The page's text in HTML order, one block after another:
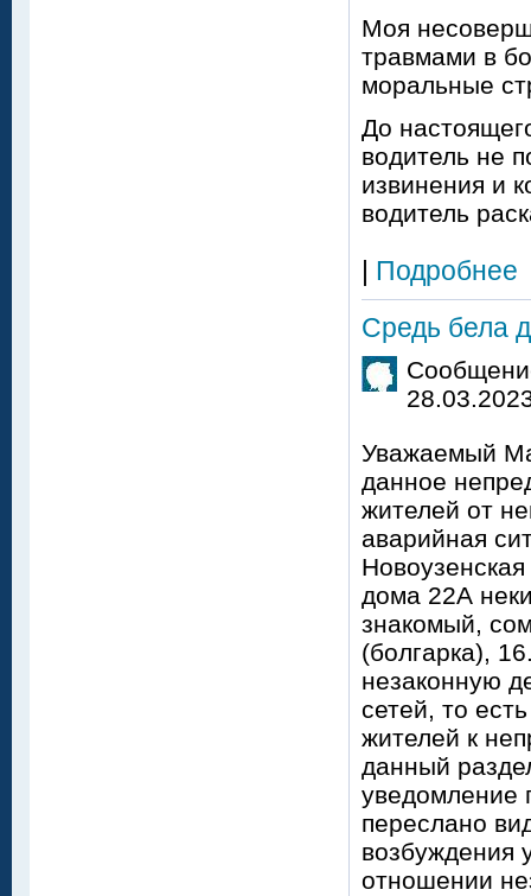
Моя
травмами в
моральные
До
водитель не
извинения и
водитель
| Подробнее
Средь бела
Уважаемый
данное
жителей от
аварийная
дома 22А
знакомый,
(болгарка),
незаконную
сетей, то
жителей к
данный
уведомление
переслано
возбуждения
отношении